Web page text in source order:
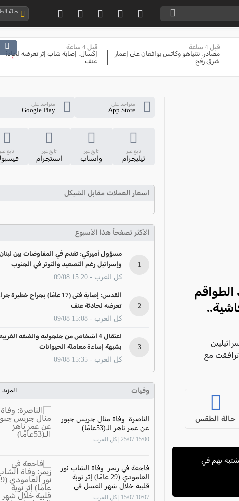
حالة
قبل 4 ساعة
مصادر: نتنياهو وكاتس يوافقان على إعمار
شرق رفح
قبل 4 ساعة
إكسال: إصابة شاب إثر تعرضه لحادثة
عنف
›
ترافقت مع
حالة الطقس
أطفالها داخل سيارتها.. الشرطة تعتقل 4 مشتبه بهم في
متواجد على
App Store
متواجد على
Google Play
تابع عبر
تيليجرام
تابع عبر
واتساب
تابع عبر
انستجرام
تابع عبر
اسعار العملات مقابل الشيكل
الأكثر تصفحاً هذا الأسبوع
1
مسؤول أميركي: تقدم في المفاوضات بين لبنان
وإسرائيل رغم التصعيد والتوتر في الجنوب
كل العرب - 15:20 09/08
2
القدس: إصابة فتى (17 عامًا) بجراح خطيرة
تعرضه لحادثة عنف
كل العرب - 15:08 09/08
3
اعتقال 4 أشخاص من جلجولية والضفة الغربية
بشبهة إساءة معاملة الحيوانات
كل العرب - 15:35 09/08
وفيات المزيد
الناصرة: وفاة منال جريس جبور
عن عمر ناهز الـ(53عامًا)
15:00 25/07 | كل العرب
فاجعة في زيمر: وفاة الشاب نور
العامودي (29 عامًا) إثر نوبة
قلبية خلال شهر العسل في
تايلاند
10:07 15/07 | كل العرب